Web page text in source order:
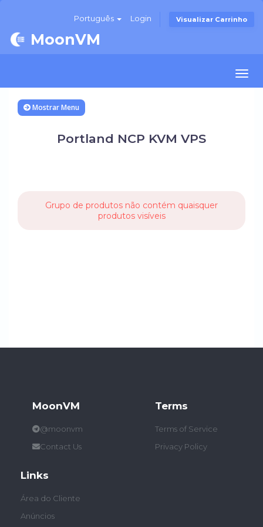
Português Login Visualizar Carrinho
MoonVM
Mostrar Menu
Portland NCP KVM VPS
Grupo de produtos não contém quaisquer
produtos visíveis
MoonVM
@moonvm
Contact Us
Terms
Terms of Service
Privacy Policy
Links
Área do Cliente
Anúncios